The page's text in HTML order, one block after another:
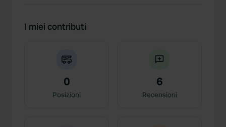
I miei contributi
0
Posizioni
6
Recensioni